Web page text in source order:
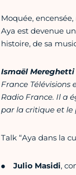
Moquée,
Aya est devenue
histoire, de sa
Ismaël Mereghetti
France Télévisions
Radio France. Il a
par la critique et le
Talk “Aya dans la
Julio Masidi,